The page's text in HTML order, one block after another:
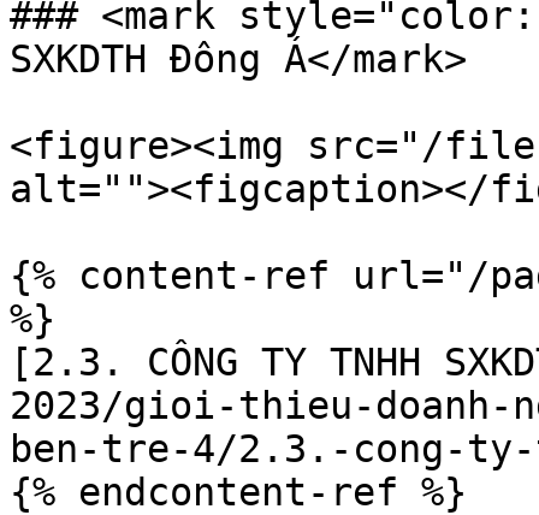
### <mark
SXKDTH Đông Á</mark>
<figure><img src="/files/
alt=""><figcaption></
{% content-ref url="/
%}
[2.3. CÔNG TY TNHH
2023/gioi-thieu-doanh-
ben-tre-4/2.3.-cong-ty-
{% endcontent-ref %}